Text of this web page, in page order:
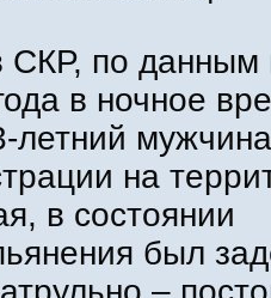
СКР, по данным
в ночное
летний
на
в состоянии
был